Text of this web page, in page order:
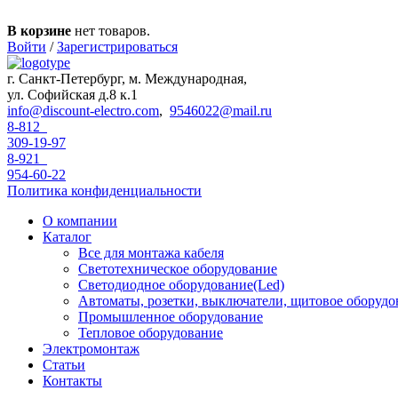
В корзине нет товаров.
Войти / Зарегистрироваться
г. Санкт-Петербург, м. Международная,
ул. Софийская д.8 к.1
info@discount-electro.com, 9546022@mail.ru
8-812
309-19-97
8-921
954-60-22
Политика конфиденциальности
О компании
Каталог
Все для монтажа кабеля
Светотехническое оборудование
Светодиодное оборудование(Led)
Автоматы, розетки, выключатели, щитовое
Промышленное оборудование
Тепловое оборудование
Электромонтаж
Статьи
Контакты